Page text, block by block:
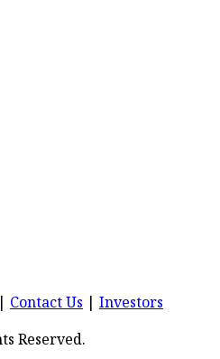
Contact Us
Investors
Reserved.